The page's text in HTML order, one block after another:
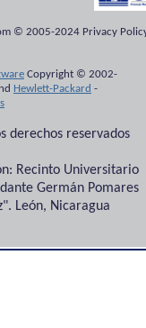
© 2005-2024 Privacy
Copyright © 2002-
Hewlett-Packard -
derechos reservados
Recinto Universitario
Germán Pomares
León, Nicaragua